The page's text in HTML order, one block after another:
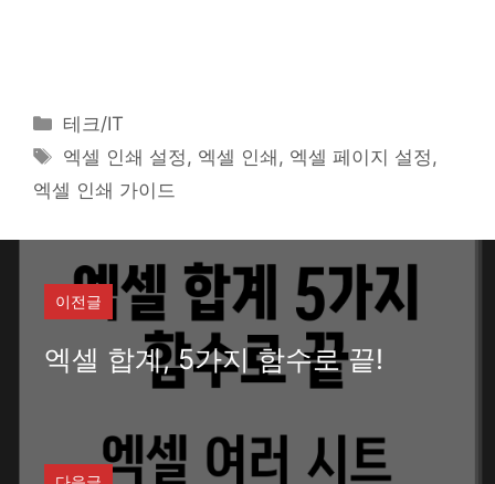
카
테
고
리
테크/IT
태
그
엑셀 인쇄 설정, 엑셀 인쇄, 엑셀 페이지 설정,
엑셀 인쇄 가이드
이전글
엑셀 합계, 5가지 함수로 끝!